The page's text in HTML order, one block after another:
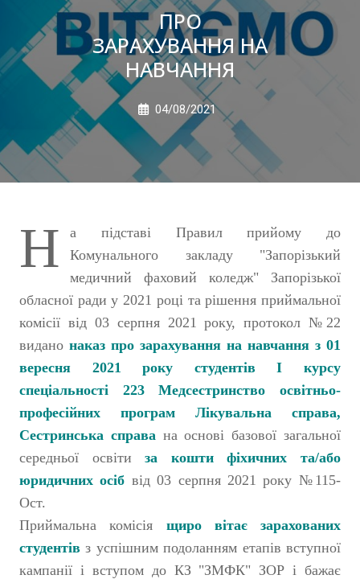
ПРО
ЗАРАХУВАННЯ НА
НАВЧАННЯ
04/08/2021
Н
а підставі Правил прийому до
Комунального закладу "Запорізький
медичний фаховий коледж" Запорізької
обласної ради у 2021 році та рішення приймальної
комісії від 03 серпня 2021 року, протокол №22
видано наказ про зарахування на навчання з 01
вересня 2021 року студентів І курсу
спеціальності 223 Медсестринство освітньо-
професійних програм Лікувальна справа,
Сестринська справана основі базової загальної
середньої освітиза кошти фіхичних та/або
юридичних осіб від 03 серпня 2021 року №115-
Ост.
Приймальна комісія щиро вітає зарахованих
студентів з успішним подоланням етапів вступної
кампанії і вступом до КЗ "ЗМФК" ЗОР і бажає